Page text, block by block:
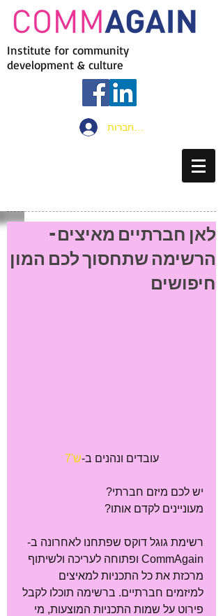
Institute for community
development & culture
להתחברות
לאן חברתיים מאיצים -
הרשימה שתחסוך לכם המון
חיפושים
עובדים ונהנים ב- ש'7
יש לכם מיזם חברתי?
מעוניינים לקדם אותו?
רשימת גוגל דוקס שפתחנו לאחרונה ב-
CommAgain ופתוחה לעריכה ולשיתוף
מרכזת את כל התכניות למאיצים
למיזמים חברתיים. ברשימה תוכלו לקבל
פירוט על שמות התכניות המוצעות, מי